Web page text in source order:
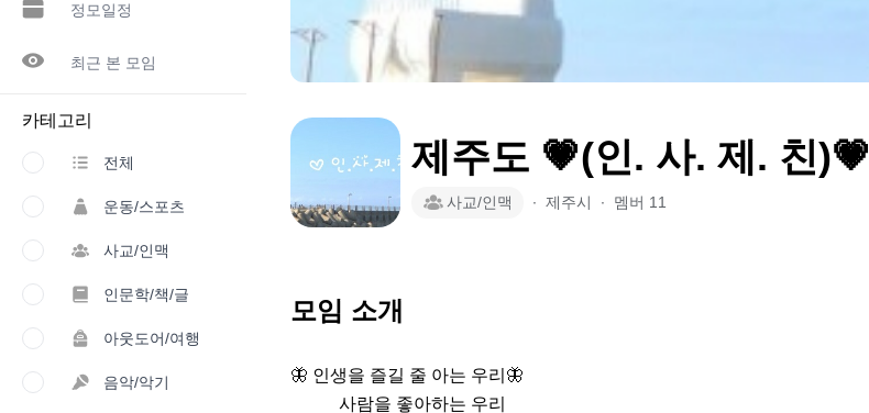
정모일정
최근 본 모임
카테고리
전체
운동/스포츠
사교/인맥
인문학/책/글
아웃도어/여행
음악/악기
제주도 💗(인. 사. 제. 친)💗
사교/인맥 ∙ 제주시 ∙ 멤버 11
모임 소개
🦋 인생을 즐길 줄 아는 우리🦋